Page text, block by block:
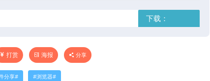
下载：
打赏 海报 分享
分享 浏览器